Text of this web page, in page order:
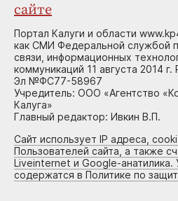
сайте
Портал Калуги и области
как СМИ Федеральной службой
связи, информационных
коммуникаций 11 августа 2014
Эл №ФС77-58967
Учредитель: ООО «Агентство
Калуга»
Главный редактор: Ивкин В.П.
Сайт использует IP адреса,
Пользователей сайта, а также
Liveinternet и Google-анатилика.
содержатся в Политике по